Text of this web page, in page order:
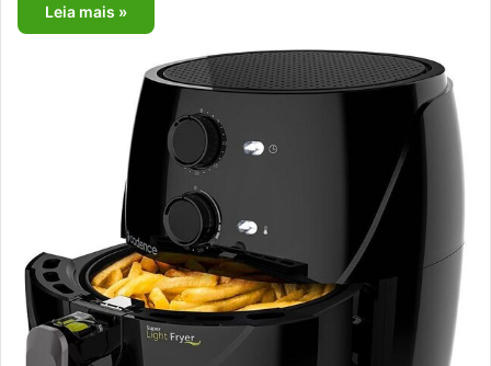
Leia mais »